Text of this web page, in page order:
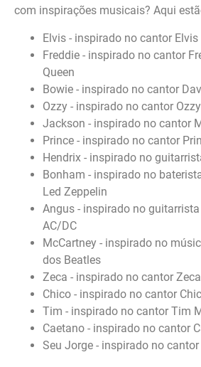
com inspirações musicais? Aqui
Elvis - inspirado no cantor Elvis
Freddie - inspirado no cantor
Queen
Bowie - inspirado no cantor
Ozzy - inspirado no cantor
Jackson - inspirado no cantor
Prince - inspirado no cantor
Hendrix - inspirado no
Bonham - inspirado no
Led Zeppelin
Angus - inspirado no
AC/DC
McCartney - inspirado no
dos Beatles
Zeca - inspirado no cantor
Chico - inspirado no cantor
Tim - inspirado no cantor Tim
Caetano - inspirado no cantor
Seu Jorge - inspirado no